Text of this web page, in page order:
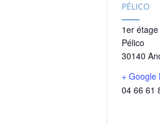
PÉLICO
1er
Pélico
30140
+ Google
04 66 61